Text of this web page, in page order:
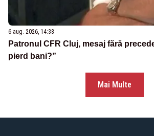
6 aug. 2026, 14:38
Patronul CFR Cluj, mesaj fără
pierd bani?”
Mai Multe